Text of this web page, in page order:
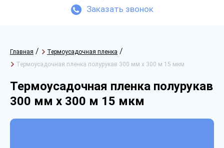
Заказать звонок
Главная / Термоусадочная пленка /
Термоусадочная пленка полурукав 300 мм х 300 м 15 мкм
Термоусадочная пленка полурукав
300 мм х 300 м 15 мкм